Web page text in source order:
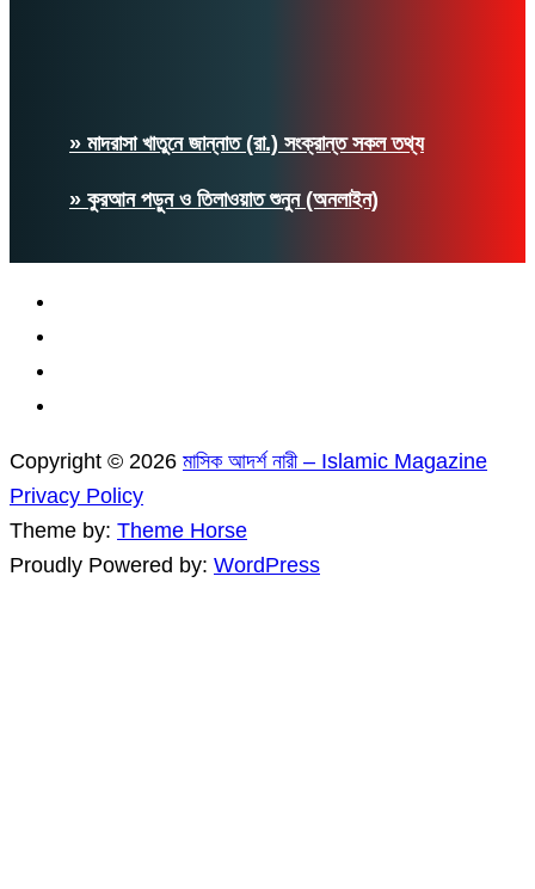
» মাদরাসা খাতুনে জান্নাত (রা.) সংক্রান্ত সকল তথ্য
» কুরআন পড়ুন ও তিলাওয়াত শুনুন (অনলাইন)
Copyright © 2026 মাসিক আদর্শ নারী – Islamic Magazine
Privacy Policy
Theme by: Theme Horse
Proudly Powered by: WordPress